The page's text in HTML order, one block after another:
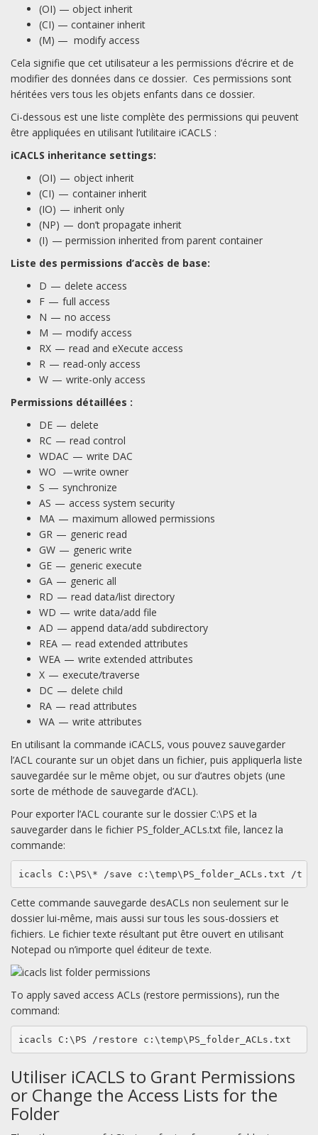
(OI) — object inherit
(CI) — container inherit
(M) — modify access
Cela signifie que cet utilisateur a les permissions d’écrire et de
modifier des données dans ce dossier. Ces permissions sont
héritées vers tous les objets enfants dans ce dossier.
Ci-dessous est une liste complète des permissions qui peuvent
être appliquées en utilisant l’utilitaire iCACLS :
iCACLS inheritance settings:
(OI) — object inherit
(CI) — container inherit
(IO) — inherit only
(NP) — don’t propagate inherit
(I) — permission inherited from parent container
Liste des permissions d’accès de base:
D — delete access
F — full access
N — no access
M — modify access
RX — read and eXecute access
R — read-only access
W — write-only access
Permissions détaillées :
DE — delete
RC — read control
WDAC — write DAC
WO — write owner
S — synchronize
AS — access system security
MA — maximum allowed permissions
GR — generic read
GW — generic write
GE — generic execute
GA — generic all
RD — read data/list directory
WD — write data/add file
AD — append data/add subdirectory
REA — read extended attributes
WEA — write extended attributes
X — execute/traverse
DC — delete child
RA — read attributes
WA — write attributes
En utilisant la commande iCACLS, vous pouvez sauvegarder
l’ACL courante sur un objet dans un fichier, puis appliquerla liste
sauvegardée sur le même objet, ou sur d’autres objets (une
sorte de méthode de sauvegarde d’ACL).
Pour exporter l’ACL courante sur le dossier C:\PS et la
sauvegarder dans le fichier PS_folder_ACLs.txt file, lancez la
commande:
icacls C:\PS\* /save c:\temp\PS_folder_ACLs.txt /t
Cette commande sauvegarde desACLs non seulement sur le
dossier lui-même, mais aussi sur tous les sous-dossiers et
fichiers. Le fichier texte résultant put être ouvert en utilisant
Notepad ou n’importe quel éditeur de texte.
To apply saved access ACLs (restore permissions), run the
command:
icacls C:\PS /restore c:\temp\PS_folder_ACLs.txt
Utiliser iCACLS to Grant Permissions
or Change the Access Lists for the
Folder